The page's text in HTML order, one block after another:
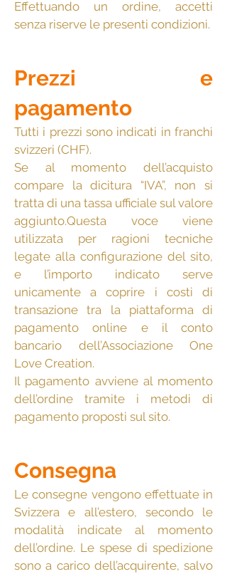
Effettuando un ordine, accetti
senza riserve le presenti condizioni.
Prezzi e
pagamento
Tutti i prezzi sono indicati in franchi
svizzeri (CHF).
Se al momento dell’acquisto
compare la dicitura “IVA”, non si
tratta di una tassa ufficiale sul valore
aggiunto.Questa voce viene
utilizzata per ragioni tecniche
legate alla configurazione del sito,
e l’importo indicato serve
unicamente a coprire i costi di
transazione tra la piattaforma di
pagamento online e il conto
bancario dell’Associazione One
Love Creation.
Il pagamento avviene al momento
dell’ordine tramite i metodi di
pagamento proposti sul sito.
Consegna
Le consegne vengono effettuate in
Svizzera e all’estero, secondo le
modalità indicate al momento
dell’ordine. Le spese di spedizione
sono a carico dell’acquirente, salvo